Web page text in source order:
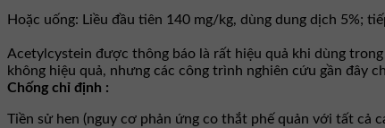
Hoặc uống: Liều đầu tiên 140 mg/kg, dùng dung dịch 5%;
Acetylcystein được thông báo là rất hiệu quả khi dùng
không hiệu quả, nhưng các công trình nghiên cứu gần đây
Chống chỉ định :
Tiền sử hen (nguy cơ phản ứng co thắt phế quản với tất cả